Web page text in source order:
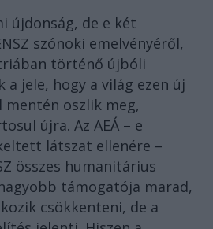
újdonság, de e két
szónoki emelvényéről,
történő újbóli
a jele, hogy a világ ezen új
mentén oszlik meg,
újra. Az AEÁ – e
látszat ellenére –
összes humanitárius
támogatója marad,
csökkenteni, de a